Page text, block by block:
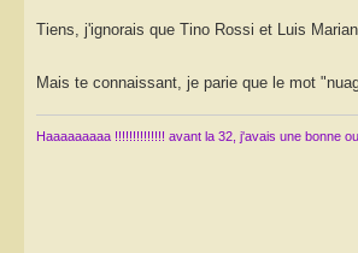
Tiens, j'ignorais que Tino Rossi et Luis
Mais te connaissant, je parie que le mot
Haaaaaaaaa !!!!!!!!!!!!!! avant la 32, j'avais une bonne